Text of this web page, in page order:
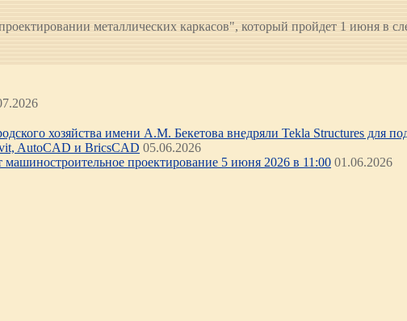
металлических каркасов", который пройдет 1 июня в
хозяйства имени А.М. Бекетова внедряли Tekla Structures для
AutoCAD и BricsCAD 05.06.2026
проектирование 5 июня 2026 в 11:00 01.06.2026